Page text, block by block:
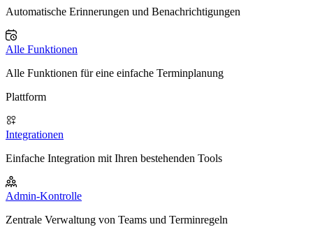
Automatische Erinnerungen und Benachrichtigungen
Alle Funktionen
Alle Funktionen für eine einfache Terminplanung
Plattform
Integrationen
Einfache Integration mit Ihren bestehenden Tools
Admin-Kontrolle
Zentrale Verwaltung von Teams und Terminregeln